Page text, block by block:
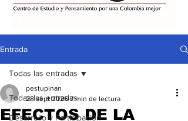
Entrada
Todas las entradas
Desarrollo y Participación
Todas las entradas
EFECTOS DE LA
pestupinan
28 sept 2025 7 min de lectura